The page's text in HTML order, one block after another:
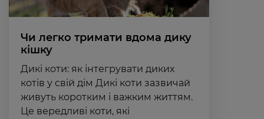
Чи легко тримати вдома дику
кішку
Дикі коти: як інтегрувати диких
котів у свій дім Дикі коти зазвичай
живуть коротким і важким життям.
Це вередливі коти, які